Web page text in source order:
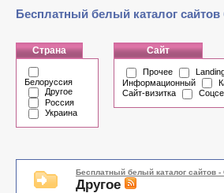
Бесплатный белый каталог
Страна
Белоруссия
Другое
Россия
Украина
Сайт
Прочее
Информационный
Сайт-визитка
Бесплатный белый каталог сайтов
Другое